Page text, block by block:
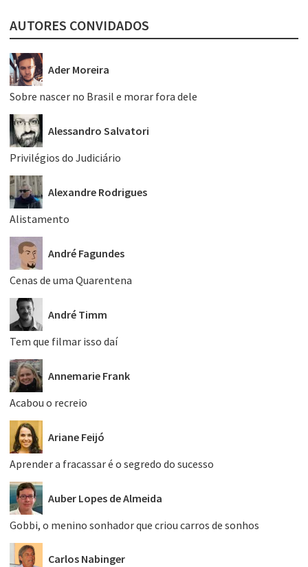
AUTORES CONVIDADOS
Ader Moreira
Sobre nascer no Brasil e morar fora dele
Alessandro Salvatori
Privilégios do Judiciário
Alexandre Rodrigues
Alistamento
André Fagundes
Cenas de uma Quarentena
André Timm
Tem que filmar isso daí
Annemarie Frank
Acabou o recreio
Ariane Feijó
Aprender a fracassar é o segredo do sucesso
Auber Lopes de Almeida
Gobbi, o menino sonhador que criou carros de sonhos
Carlos Nabinger